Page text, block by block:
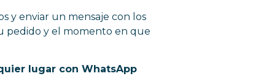
y enviar un mensaje con los
pedido y el momento en que
lugar con WhatsApp